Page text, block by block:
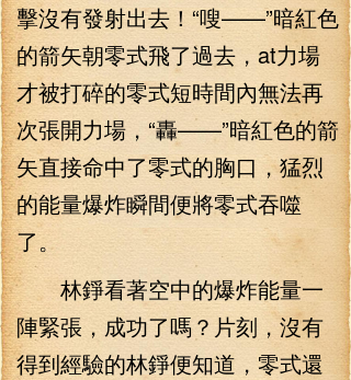
擊沒有發射出去！“嗖——”暗紅色
的箭矢朝零式飛了過去，at力場
才被打碎的零式短時間內無法再
次張開力場，“轟——”暗紅色的箭
矢直接命中了零式的胸口，猛烈
的能量爆炸瞬間便將零式吞噬
了。
林錚看著空中的爆炸能量一
陣緊張，成功了嗎？片刻，沒有
得到經驗的林錚便知道，零式還